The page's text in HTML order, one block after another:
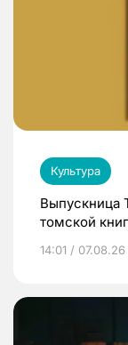
Культура
Выпускница
томской
14:01 / 07.08.26